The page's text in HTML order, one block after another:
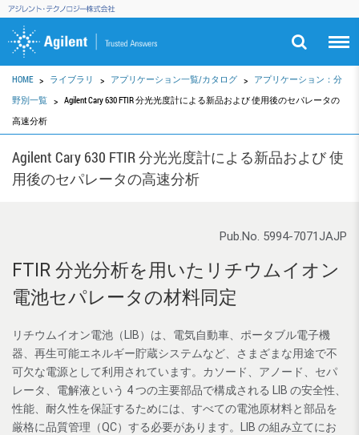
HOME ライブラリ アプリケーション一覧/カタログ
アプリケーション：分
野別一覧
Agilent Cary 630 FTIR 分光光度計による新品および 使用後のセパレータの
高速分析
Agilent Cary 630 FTIR 分光光度計による新品および 使
用後のセパレータの高速分析
Pub.No. 5994-7071JAJP
FTIR 分光分析を用いたリチウムイオン
電池セパレータの材料同定
リチウムイオン電池（LIB）は、電気自動車、ポータブル電子機
器、再生可能エネルギー貯蔵システムなど、さまざまな用途で不
可欠な電源として利用されています。カソード、アノード、セパ
レータ、電解液という 4 つの主要部品で構成される LIB の安全性、
性能、耐久性を保証するためには、すべての電池原材料と部品を
厳格に品質管理（QC）する必要があります。LIB の組み立てにお